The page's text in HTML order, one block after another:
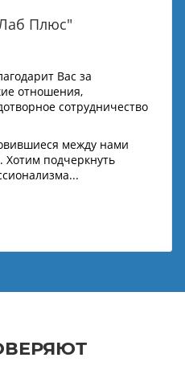
Плюс"
Вас за
отношения,
сотрудничество
между нами
Хотим подчеркнуть